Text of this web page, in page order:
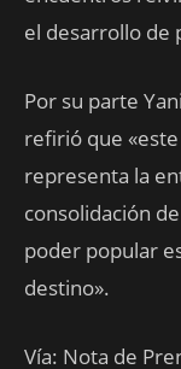
el desarrollo de
Por su parte
refirió que
representa la
consolidación
poder popular
destino».
Vía: Nota de